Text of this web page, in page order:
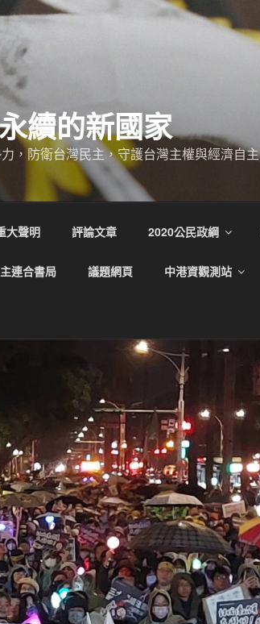
續的新國家
，防衛台灣民主，守護台灣主權與經濟自主
大聲明 評論文章 2020公民政綱
連合書局 議題網頁 中港資觀測站